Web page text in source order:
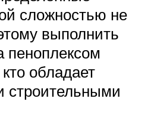
сложностью не
выполнить
пеноплексом
обладает